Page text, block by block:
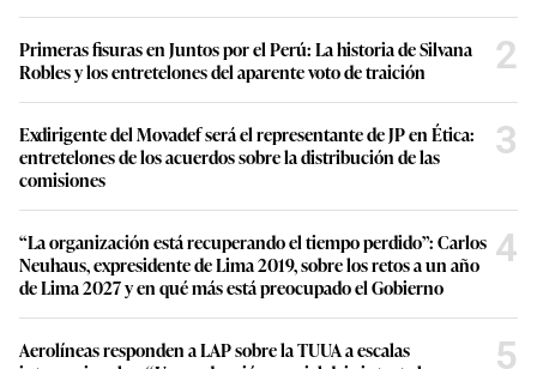
Primeras fisuras en Juntos por el Perú: La historia de Silvana
Robles y los entretelones del aparente voto de traición
2
Exdirigente del Movadef será el representante de JP en Ética:
entretelones de los acuerdos sobre la distribución de las
comisiones
3
“La organización está recuperando el tiempo perdido”: Carlos
Neuhaus, expresidente de Lima 2019, sobre los retos a un año
de Lima 2027 y en qué más está preocupado el Gobierno
4
Aerolíneas responden a LAP sobre la TUUA a escalas
5